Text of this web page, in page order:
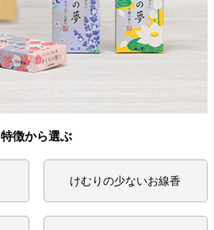
特徴から選ぶ
けむりの少ないお線香